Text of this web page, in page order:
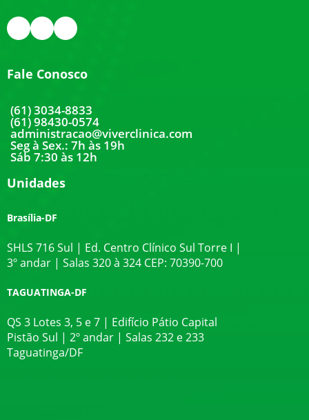
Fale Conosco
(61) 3034-8833
(61) 98430-0574
administracao@viverclinica.com
Seg à Sex.: 7h às 19h
Sáb 7:30 às 12h
Unidades
Brasília-DF
SHLS 716 Sul | Ed. Centro Clínico Sul Torre I |
3º andar | Salas 320 à 324 CEP: 70390-700
TAGUATINGA-DF
QS 3 Lotes 3, 5 e 7 | Edifício Pátio Capital
Pistão Sul | 2º andar | Salas 232 e 233
Taguatinga/DF